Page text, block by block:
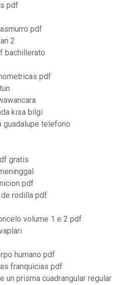
pdf
pdf
2
bachillerato
pdf
kısa bilgi
guadalupe telefono
gratis
pdf
rodilla pdf
volume 1 e 2 pdf
humano pdf
franquicias pdf
un prisma cuadrangular regular